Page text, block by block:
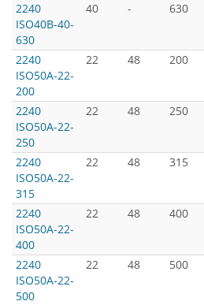
2240
ISO40B-40-
630
40 - 630
2240
ISO50A-22-
200
22 48 200
2240
ISO50A-22-
250
22 48 250
2240
ISO50A-22-
315
22 48 315
2240
ISO50A-22-
400
22 48 400
2240
ISO50A-22-
500
22 48 500